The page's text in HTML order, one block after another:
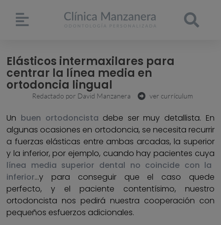
Elásticos intermaxilares para
centrar la línea media en
ortodoncia lingual
Redactado por David Manzanera ver currículum
Un buen ortodoncista debe ser muy detallista. En
algunas ocasiones en ortodoncia, se necesita recurrir
a fuerzas elásticas entre ambas arcadas, la superior
y la inferior, por ejemplo, cuando hay pacientes cuya
línea media superior dental no coincide con la
inferior…y para conseguir que el caso quede
perfecto, y el paciente contentísimo, nuestro
ortodoncista nos pedirá nuestra cooperación con
pequeños esfuerzos adicionales.